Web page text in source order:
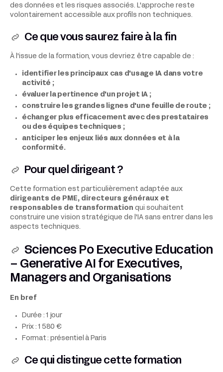
des données et les risques associés. L'approche reste
volontairement accessible aux profils non techniques.
Ce que vous saurez faire à la fin
À l'issue de la formation, vous devriez être capable de :
identifier les principaux cas d'usage IA dans votre
activité ;
évaluer la pertinence d'un projet IA ;
construire les grandes lignes d'une feuille de route ;
échanger plus efficacement avec des prestataires
ou des équipes techniques ;
anticiper les enjeux liés aux données et à la
conformité.
Pour quel dirigeant ?
Cette formation est particulièrement adaptée aux
dirigeants de PME, directeurs généraux et
responsables de transformation qui souhaitent
construire une vision stratégique de l'IA sans entrer dans les
aspects techniques.
Sciences Po Executive Education
– Generative AI for Executives,
Managers and Organisations
En bref
Durée : 1 jour
Prix : 1 580 €
Format : présentiel à Paris
Ce qui distingue cette formation